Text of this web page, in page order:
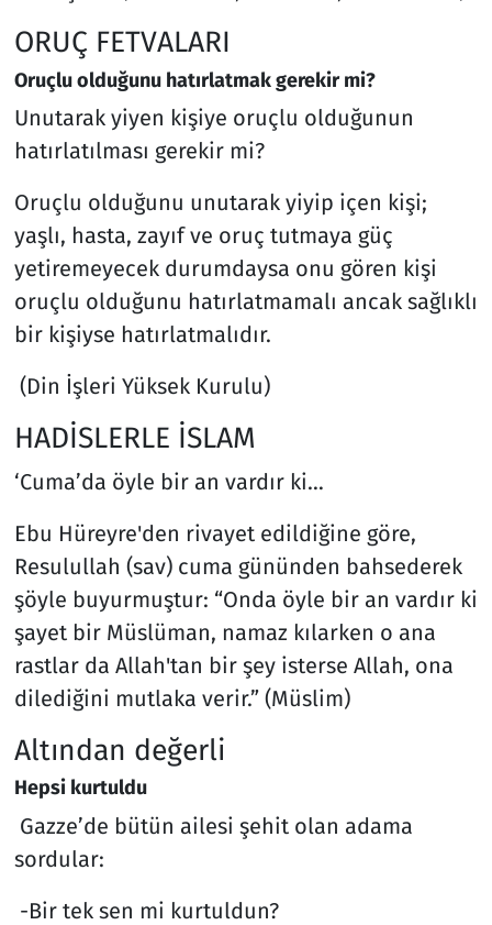
ORUÇ FETVALARI
Oruçlu olduğunu hatırlatmak gerekir mi?
Unutarak yiyen kişiye oruçlu olduğunun
hatırlatılması gerekir mi?
Oruçlu olduğunu unutarak yiyip içen kişi;
yaşlı, hasta, zayıf ve oruç tutmaya güç
yetiremeyecek durumdaysa onu gören kişi
oruçlu olduğunu hatırlatmamalı ancak sağlıklı
bir kişiyse hatırlatmalıdır.
(Din İşleri Yüksek Kurulu)
HADİSLERLE İSLAM
‘Cuma’da öyle bir an vardır ki…
Ebu Hüreyre'den rivayet edildiğine göre,
Resulullah (sav) cuma gününden bahsederek
şöyle buyurmuştur: “Onda öyle bir an vardır ki
şayet bir Müslüman, namaz kılarken o ana
rastlar da Allah'tan bir şey isterse Allah, ona
dilediğini mutlaka verir.” (Müslim)
Altından değerli
Hepsi kurtuldu
Gazze’de bütün ailesi şehit olan adama
sordular:
-Bir tek sen mi kurtuldun?